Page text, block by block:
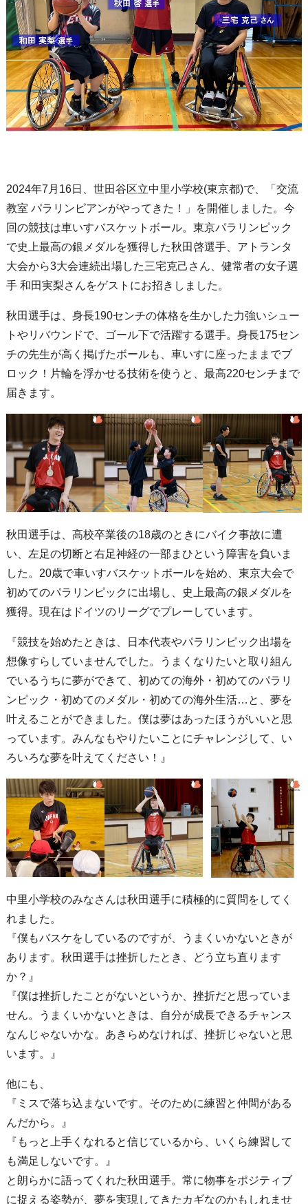
2024年7月16日、世田谷区立中里小学校(東京都)で、「交流
教室 パラリンピアンがやってきた！」を開催しました。今
回の競技は車いすバスケットボール。東京パラリンピック
で史上最高の銀メダルを獲得した秋田啓選手、アトランタ
大会から3大会連続出場した三宅克己さん、健常者の女子選
手 和田実梨さんをゲストにお招きしました。
秋田選手は、身長190センチの体格を生かした力強いシュー
トやリバウンドで、ゴール下で活躍する選手。身長175セン
チの先生が高く掲げたボールも、車いすに座ったままでブ
ロック！片輪を浮かせる技術を使うと、最高220センチまで
届きます。
秋田選手は、高校卒業後の18歳のときにバイク事故に遭
い、左足の切断と右足神経の一部まひという障害を負いま
した。20歳で車いすバスケットボールを始め、東京大会で
初めてのパラリンピックに出場し、史上最高の銀メダルを
獲得。現在はドイツのリーグでプレーしています。
『競技を始めたときは、日本代表やパラリンピック出場を
想像すらしていませんでした。うまくなりたいと取り組ん
でいるうちに夢ができて、初めての海外・初めてのパラリ
ンピック・初めてのメダル・初めての海外生活…と、夢を
叶えることができました。僕は夢はあったほうがいいと思
っています。みんなもやりたいことにチャレンジして、い
ろいろな夢を叶えてください！』
中里小学校のみなさんは秋田選手に積極的に質問をしてく
れました。
『僕もバスケをしているのですが、うまくいかないときが
あります。秋田選手は挫折したとき、どう立ち直ります
か？』
『僕は挫折したことがないというか、挫折だと思っていま
せん。うまくいかないときは、自分が成長できるチャンス
なんじゃないかな。あきらめなければ、挫折じゃないと思
います。』
他にも、
『ミスで落ち込まないです。そのために練習と仲間がある
んだから。』
『もっと上手くなれると信じているから、いくら練習して
も満足しないです。』
と朗らかに語ってくれた秋田選手。常に物事をポジティブ
に捉える姿勢が、夢を実現してきたカギなのかもしれませ